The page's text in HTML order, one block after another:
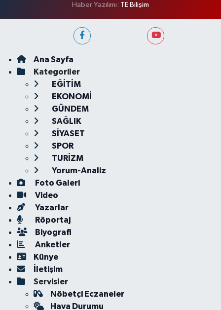
Haber Yazılımı: TE Bilişim
Ana Sayfa
Kategoriler
EĞİTİM
EKONOMİ
GÜNDEM
SAĞLIK
SİYASET
SPOR
TURİZM
Yorum-Analiz
Foto Galeri
Video
Yazarlar
Röportaj
Biyografi
Anketler
Künye
İletişim
Servisler
Nöbetçi Eczaneler
Hava Durumu